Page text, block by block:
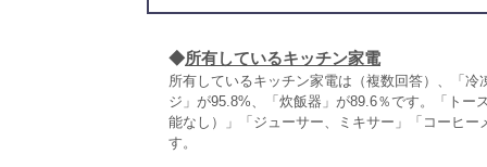
◆所有しているキッチン家電
所有しているキッチン家電は（複数回答）、「
ジ」が95.8%、「炊飯器」が89.6％です。「トー
能なし）」「ジューサー、ミキサー」「コーヒ
す。